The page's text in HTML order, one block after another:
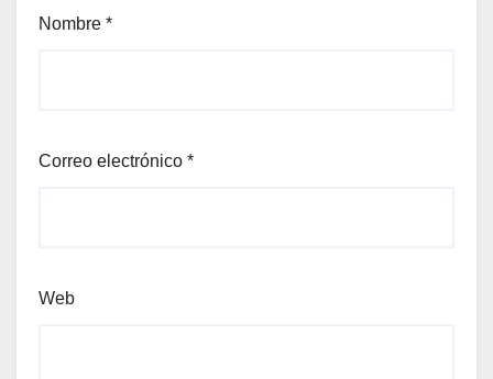
Nombre *
Correo electrónico *
Web